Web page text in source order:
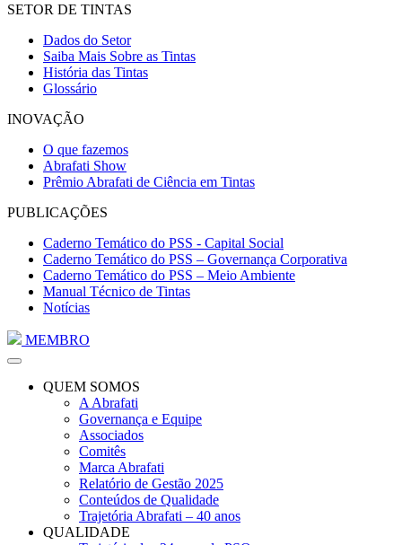
SETOR DE TINTAS
Dados do Setor
Saiba Mais Sobre as Tintas
História das Tintas
Glossário
INOVAÇÃO
O que fazemos
Abrafati Show
Prêmio Abrafati de Ciência em Tintas
PUBLICAÇÕES
Caderno Temático do PSS - Capital Social
Caderno Temático do PSS – Governança Corporativa
Caderno Temático do PSS – Meio Ambiente
Manual Técnico de Tintas
Notícias
MEMBRO
QUEM SOMOS
A Abrafati
Governança e Equipe
Associados
Comitês
Marca Abrafati
Relatório de Gestão 2025
Conteúdos de Qualidade
Trajetória Abrafati – 40 anos
QUALIDADE